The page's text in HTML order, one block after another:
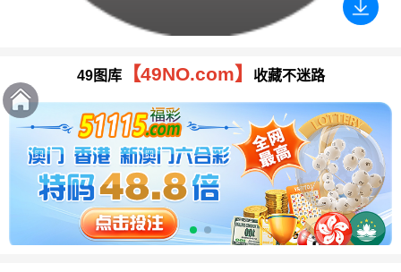
49图库【49NO.com】 收藏不迷路